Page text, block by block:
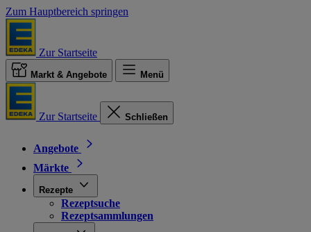
Zum Hauptbereich springen
Zur Startseite
Markt & Angebote Menü
Zur Startseite Schließen
Angebote
Märkte
Rezepte
Rezeptsuche
Rezeptsammlungen